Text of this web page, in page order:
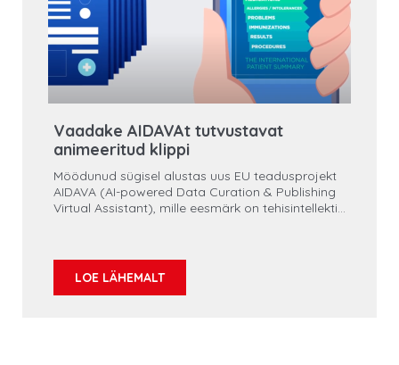
Vaadake AIDAVAt tutvustavat
animeeritud klippi
Möödunud sügisel alustas uus EU teadusprojekt
AIDAVA (AI-powered Data Curation & Publishing
Virtual Assistant), mille eesmärk on tehisintellekti
avaldamist.
LOE LÄHEMALT